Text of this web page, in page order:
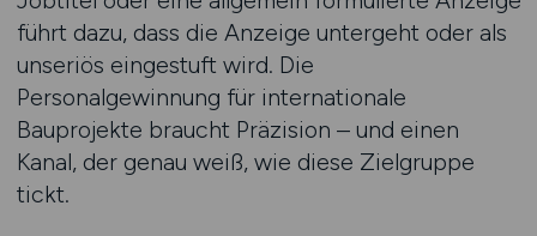
führt dazu, dass die Anzeige untergeht oder als
unseriös eingestuft wird. Die
Personalgewinnung für internationale
Bauprojekte braucht Präzision – und einen
Kanal, der genau weiß, wie diese Zielgruppe
tickt.